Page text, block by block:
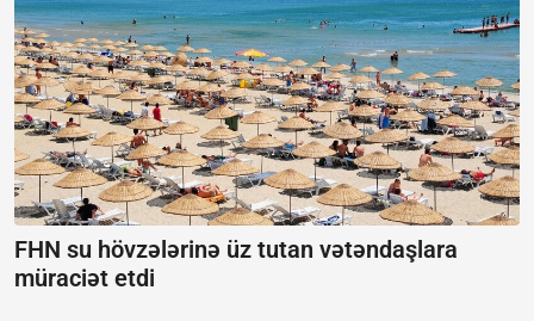
FHN su hövzələrinə üz tutan vətəndaşlara
müraciət etdi